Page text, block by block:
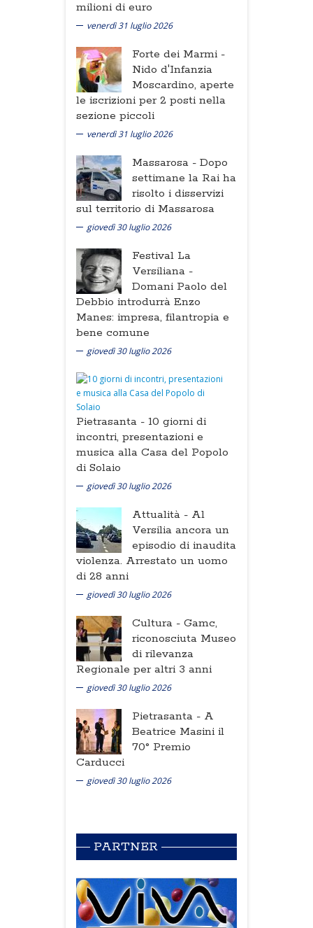
milioni di euro
venerdì 31 luglio 2026
Forte dei Marmi -
Nido d'Infanzia
Moscardino, aperte
le iscrizioni per 2 posti nella
sezione piccoli
venerdì 31 luglio 2026
Massarosa - Dopo
settimane la Rai ha
risolto i disservizi
sul territorio di Massarosa
giovedì 30 luglio 2026
Festival La
Versiliana -
Domani Paolo del
Debbio introdurrà Enzo
Manes: impresa, filantropia e
bene comune
giovedì 30 luglio 2026
Pietrasanta - 10 giorni di
incontri, presentazioni e
musica alla Casa del Popolo
di Solaio
giovedì 30 luglio 2026
Attualità - Al
Versilia ancora un
episodio di inaudita
violenza. Arrestato un uomo
di 28 anni
giovedì 30 luglio 2026
Cultura - Gamc,
riconosciuta Museo
di rilevanza
Regionale per altri 3 anni
giovedì 30 luglio 2026
Pietrasanta - A
Beatrice Masini il
70° Premio
Carducci
giovedì 30 luglio 2026
PARTNER